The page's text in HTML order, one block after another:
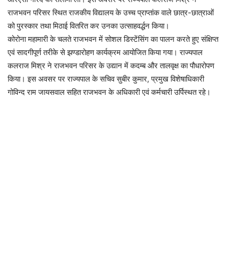
राजभवन परिसर स्थित राजकीय विद्यालय के उच्च प्राप्तांक वाले छात्र-छात्राओं
को पुरस्कार तथा मिठाई वितरित कर उनका उत्साहवर्द्धन किया।
कोरोना महामारी के चलते राजभवन में सोशल डिस्टेंसिंग का पालन करते हुए संक्षिप्त
एवं सादगीपूर्ण तरीके से झण्डारोहण कार्यक्रम आयोजित किया गया। राज्यपाल
कलराज मिश्र ने राजभवन परिसर के उद्यान में कदम्ब और तालवृक्ष का पौधारोपण
किया। इस अवसर पर राज्यपाल के सचिव सुबीर कुमार, प्रमुख विशेषाधिकारी
गोविन्द राम जायसवाल सहित राजभवन के अधिकारी एवं कर्मचारी उर्पिस्थत रहे।